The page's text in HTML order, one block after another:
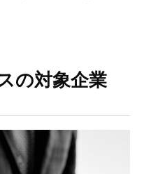
の対象企業